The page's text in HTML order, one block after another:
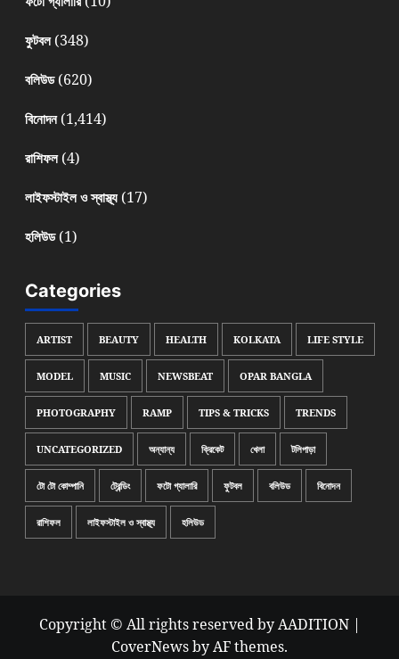
ফুটবল(348)
বলিউড(620)
বিনোদন(1,414)
রাশিফল(4)
লাইফস্টাইল ও স্বাস্থ্য(17)
হলিউড(1)
Categories
ARTIST BEAUTY HEALTH KOLKATA LIFE STYLE
MODEL MUSIC NEWSBEAT OPAR BANGLA
PHOTOGRAPHY RAMP TIPS & TRICKS TRENDS
UNCATEGORIZED অন্যান্য ক্রিকেট খেলা টলিপাড়া
টো টো কোম্পানি ট্রেন্ডিং ফটো গ্যালারি ফুটবল বলিউড বিনোদন
রাশিফল লাইফস্টাইল ও স্বাস্থ্য হলিউড
Copyright © All rights reserved by AADITION |
CoverNewsby AF themes.